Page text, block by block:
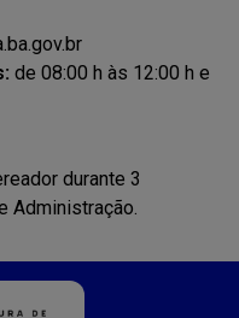
de 08:00 h às 12:00 h e
durante 3
Administração.